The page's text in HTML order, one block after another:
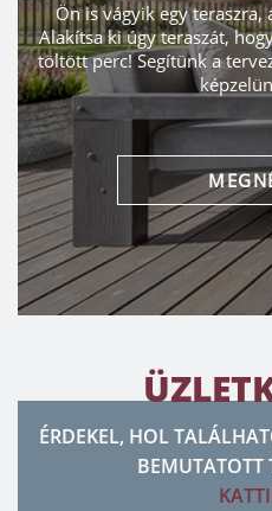
Ön is vágyik egy
Alakítsa ki úgy teraszát,
töltött perc! Segítünk a
ÉRDEKEL, HOL
BEMUTATOTT